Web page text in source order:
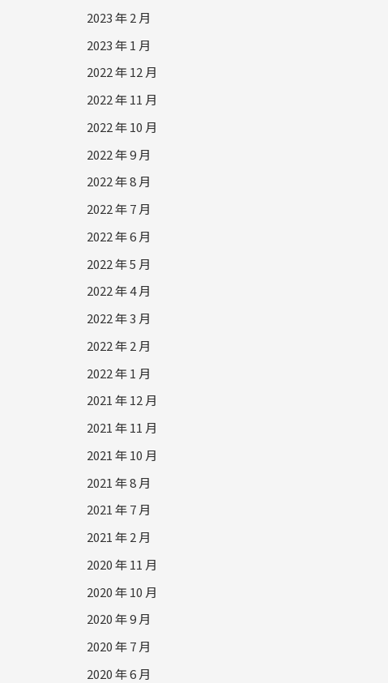
2023 年 2 月
2023 年 1 月
2022 年 12 月
2022 年 11 月
2022 年 10 月
2022 年 9 月
2022 年 8 月
2022 年 7 月
2022 年 6 月
2022 年 5 月
2022 年 4 月
2022 年 3 月
2022 年 2 月
2022 年 1 月
2021 年 12 月
2021 年 11 月
2021 年 10 月
2021 年 8 月
2021 年 7 月
2021 年 2 月
2020 年 11 月
2020 年 10 月
2020 年 9 月
2020 年 7 月
2020 年 6 月